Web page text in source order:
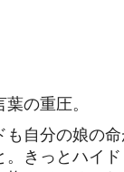
の重圧。
自分の娘の
。きっとハイ